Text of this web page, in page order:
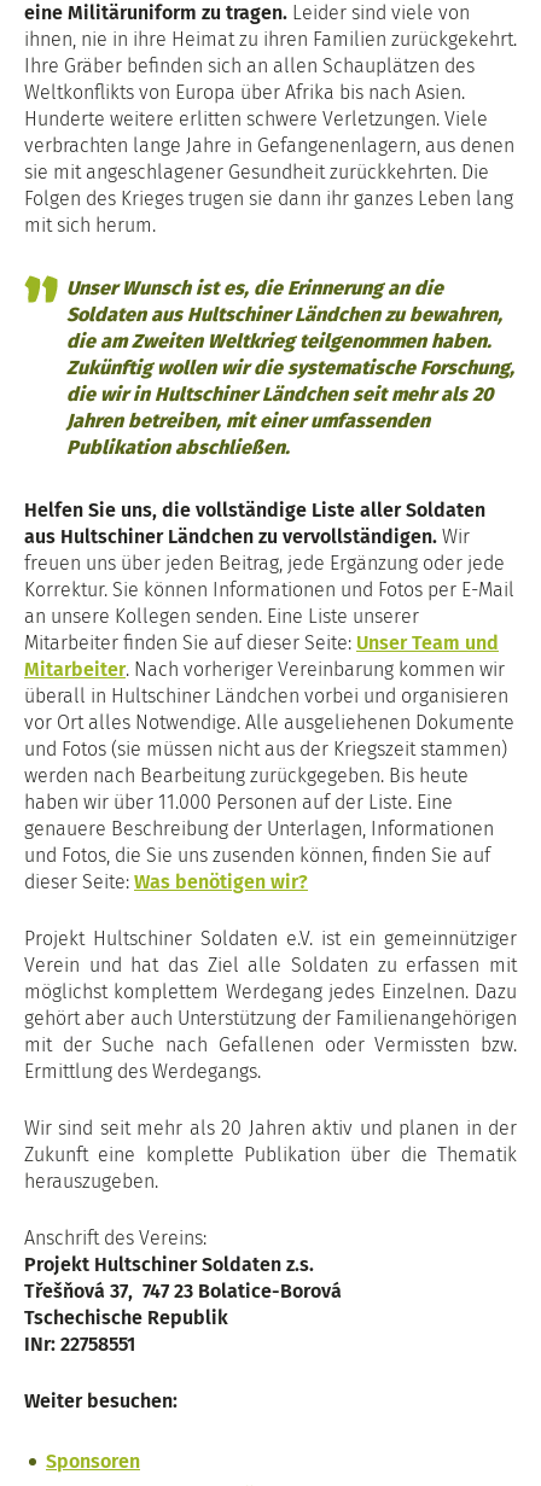
eine Militäruniform zu tragen. Leider sind viele von
ihnen, nie in ihre Heimat zu ihren Familien zurückgekehrt.
Ihre Gräber befinden sich an allen Schauplätzen des
Weltkonflikts von Europa über Afrika bis nach Asien.
Hunderte weitere erlitten schwere Verletzungen. Viele
verbrachten lange Jahre in Gefangenenlagern, aus denen
sie mit angeschlagener Gesundheit zurückkehrten. Die
Folgen des Krieges trugen sie dann ihr ganzes Leben lang
mit sich herum.
Unser Wunsch ist es, die Erinnerung an die
Soldaten aus Hultschiner Ländchen zu bewahren,
die am Zweiten Weltkrieg teilgenommen haben.
Zukünftig wollen wir die systematische Forschung,
die wir in Hultschiner Ländchen seit mehr als 20
Jahren betreiben, mit einer umfassenden
Publikation abschließen.
Helfen Sie uns, die vollständige Liste aller Soldaten
aus Hultschiner Ländchen zu vervollständigen. Wir
freuen uns über jeden Beitrag, jede Ergänzung oder jede
Korrektur. Sie können Informationen und Fotos per E-Mail
an unsere Kollegen senden. Eine Liste unserer
Mitarbeiter finden Sie auf dieser Seite: Unser Team und
Mitarbeiter. Nach vorheriger Vereinbarung kommen wir
überall in Hultschiner Ländchen vorbei und organisieren
vor Ort alles Notwendige. Alle ausgeliehenen Dokumente
und Fotos (sie müssen nicht aus der Kriegszeit stammen)
werden nach Bearbeitung zurückgegeben. Bis heute
haben wir über 11.000 Personen auf der Liste. Eine
genauere Beschreibung der Unterlagen, Informationen
und Fotos, die Sie uns zusenden können, finden Sie auf
dieser Seite: Was benötigen wir?
Projekt Hultschiner Soldaten e.V. ist ein gemeinnütziger
Verein und hat das Ziel alle Soldaten zu erfassen mit
möglichst komplettem Werdegang jedes Einzelnen. Dazu
gehört aber auch Unterstützung der Familienangehörigen
mit der Suche nach Gefallenen oder Vermissten bzw.
Ermittlung des Werdegangs.
Wir sind seit mehr als 20 Jahren aktiv und planen in der
Zukunft eine komplette Publikation über die Thematik
herauszugeben.
Anschrift des Vereins:
Projekt Hultschiner Soldaten z.s.
Třešňová 37, 747 23 Bolatice-Borová
Tschechische Republik
INr: 22758551
Weiter besuchen:
Sponsoren